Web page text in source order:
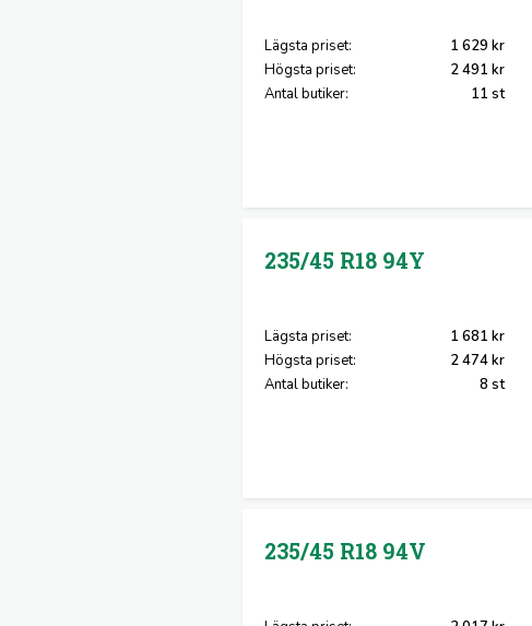
Lägsta priset:
1 629 kr
Högsta priset:
2 491 kr
Antal butiker:
11 st
235/45 R18 94Y
Lägsta priset:
1 681 kr
Högsta priset:
2 474 kr
Antal butiker:
8 st
235/45 R18 94V